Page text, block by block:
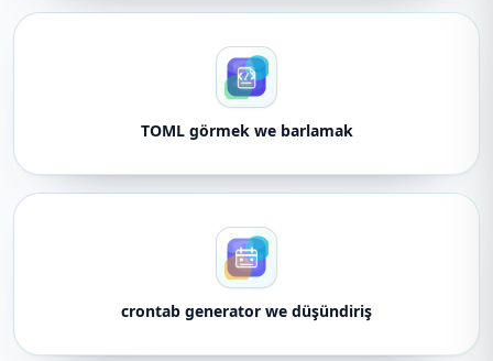
TOML görmek we barlamak
crontab generator we düşündiriş